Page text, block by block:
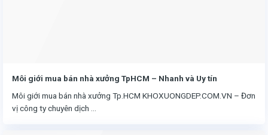
Môi giới mua bán nhà xưởng TpHCM – Nhanh và Uy tín
Môi giới mua bán nhà xưởng Tp.HCM KHOXUONGDEP.COM.VN – Đơn
vị công ty chuyên dịch ...